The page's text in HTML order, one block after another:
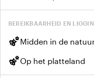
BEREIKBAARHEID EN
emoji_natureMidden in de
emoji_natureOp het platteland